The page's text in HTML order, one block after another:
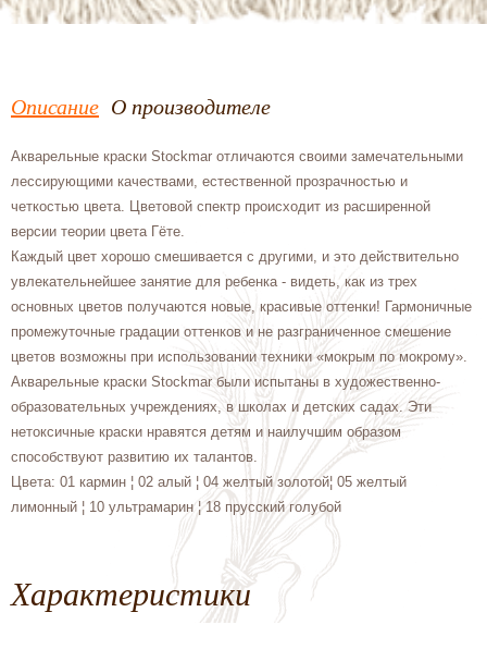
Описание О производителе
Акварельные краски Stockmar отличаются своими замечательными
лессирующими качествами, естественной прозрачностью и
четкостью цвета. Цветовой спектр происходит из расширенной
версии теории цвета Гёте.
Каждый цвет хорошо смешивается с другими, и это действительно
увлекательнейшее занятие для ребенка - видеть, как из трех
основных цветов получаются новые, красивые оттенки! Гармоничные
промежуточные градации оттенков и не разграниченное смешение
цветов возможны при использовании техники «мокрым по мокрому».
Акварельные краски Stockmar были испытаны в художественно-
образовательных учреждениях, в школах и детских садах. Эти
нетоксичные краски нравятся детям и наилучшим образом
способствуют развитию их талантов.
Цвета: 01 кармин ¦ 02 алый ¦ 04 желтый золотой¦ 05 желтый
лимонный ¦ 10 ультрамарин ¦ 18 прусский голубой
Характеристики